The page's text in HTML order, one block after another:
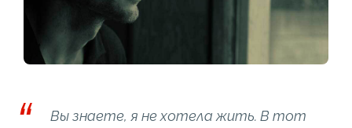
Вы знаете, я не хотела жить. В тот